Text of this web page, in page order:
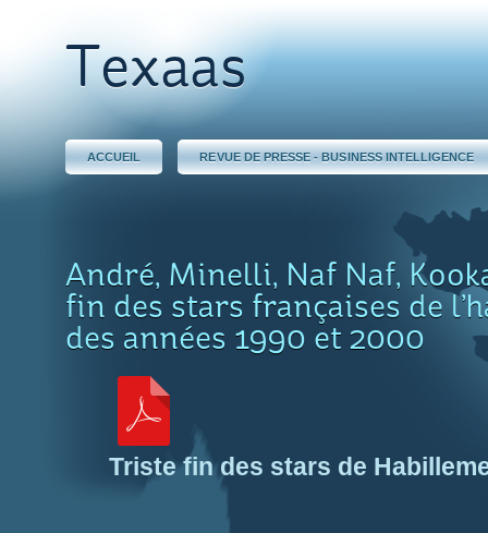
Texaas
ACCUEIL REVUE DE PRESSE - BUSINESS INTELLIGENCE
André, Minelli, Naf Naf,
fin des stars françaises de
des années 1990 et 2000
Triste fin des stars de